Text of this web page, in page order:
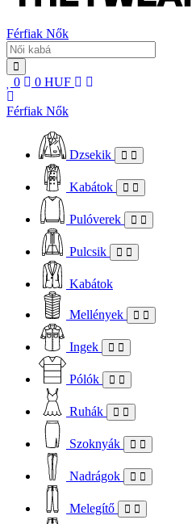
Férfiak Nők
0 0 HUF
Férfiak Nők
Dzsekik
Kabátok
Pulóverek
Pulcsik
Kabátok
Mellények
Ingek
Pólók
Ruhák
Szoknyák
Nadrágok
Melegítő